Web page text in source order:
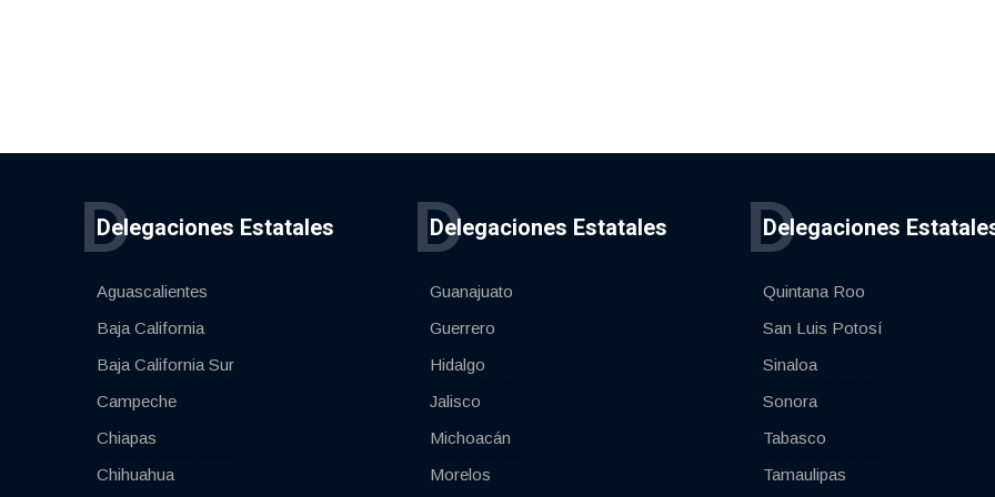
Delegaciones Estatales
D
Aguascalientes
Baja California
Baja California Sur
Campeche
Chiapas
Chihuahua
Delegaciones Estatales
D
Guanajuato
Guerrero
Hidalgo
Jalisco
Michoacán
Morelos
Delegaciones
D
Quintana Roo
San Luis Potosí
Sinaloa
Sonora
Tabasco
Tamaulipas